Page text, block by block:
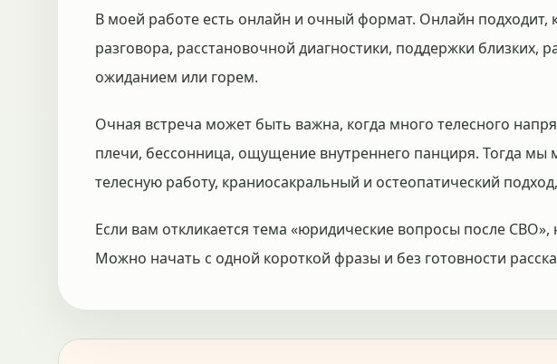
В моей работе есть онлайн и очный формат. Онлайн подходит,
разговора, расстановочной диагностики, поддержки близких,
ожиданием или горем.
Очная встреча может быть важна, когда много телесного
плечи, бессонница, ощущение внутреннего панциря. Тогда
телесную работу, краниосакральный и остеопатический
Если вам откликается тема «юридические вопросы после
Можно начать с одной короткой фразы и без готовности